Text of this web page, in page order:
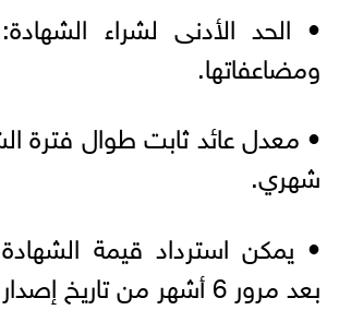
ومضاعفاتها.
• معدل عائد ثابت طوال فترة
شهري.
• يمكن استرداد قيمة
بعد مرور 6 أشهر من تاريخ إصدار الشهادة.